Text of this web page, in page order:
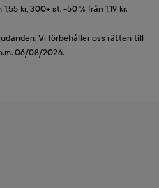
kr, 300+ st. -50 % från 1,19 kr.
Vi förbehåller oss rätten till
06/08/2026.